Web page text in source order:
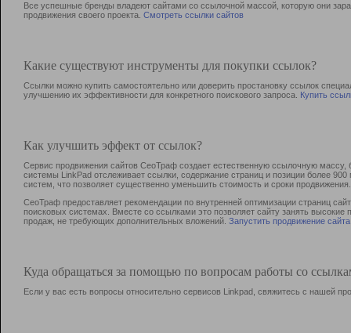
Все успешные бренды владеют сайтами со ссылочной массой, которую они
продвижения своего проекта. Смотреть ссылки сайтов
Какие существуют инструменты для покупки ссылок?
Ссылки можно купить самостоятельно или доверить простановку ссылок
улучшению их эффективности для конкретного поискового запроса. Купить
Как улучшить эффект от ссылок?
Сервис продвижения сайтов СеоТраф создает естественную ссылочную
системы LinkPad отслеживает ссылки, содержание страниц и позиции более
систем, что позволяет существенно уменьшить стоимость и сроки продвижения.
СеоТраф предоставляет рекомендации по внутренней оптимизации страниц
поисковых системах. Вместе со ссылками это позволяет сайту занять
продаж, не требующих дополнительных вложений. Запустить продвижение сайта
Куда обращаться за помощью по вопросам работы со
Если у вас есть вопросы относительно сервисов Linkpad, свяжитесь с нашей